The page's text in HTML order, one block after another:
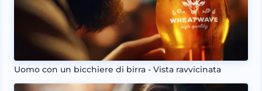
Uomo con un bicchiere di birra - Vista ravvicinata